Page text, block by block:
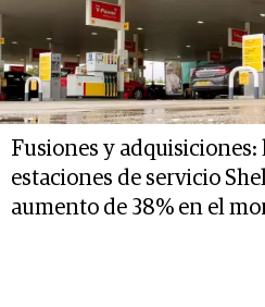
Fusiones y adquisiciones:
estaciones de servicio
aumento de 38% en el